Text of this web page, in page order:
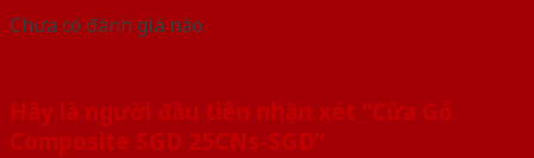
Chưa có đánh giá nào.
Hãy là người đầu tiên nhận xét “Cửa Gỗ
Composite SGD 25CNs-SGD”